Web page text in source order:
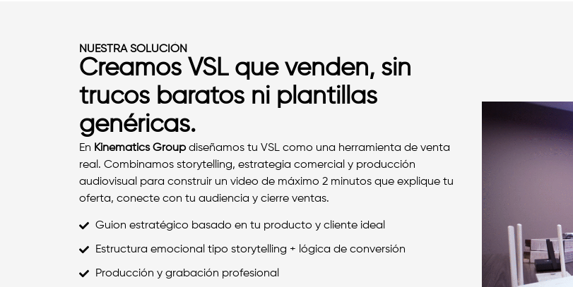
NUESTRA SOLUCIÓN
Creamos VSL que venden, sin
trucos baratos ni plantillas
genéricas.
En Kinematics Groupdiseñamos tu VSL como una herramienta de venta
real. Combinamos storytelling, estrategia comercial y producción
audiovisual para construir un video de máximo 2 minutos que explique tu
oferta, conecte con tu audiencia y cierre ventas.
Guion estratégico basado en tu producto y cliente ideal
Estructura emocional tipo storytelling + lógica de conversión
Producción y grabación profesional